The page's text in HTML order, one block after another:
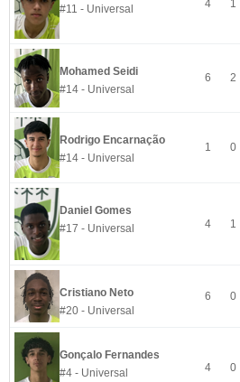
#11 - Universal
4 1
Mohamed Seidi
#14 - Universal
6 2
Rodrigo Encarnação
#14 - Universal
1 0
Daniel Gomes
#17 - Universal
4 1
Cristiano Neto
#20 - Universal
6 0
Gonçalo Fernandes
#4 - Universal
4 0